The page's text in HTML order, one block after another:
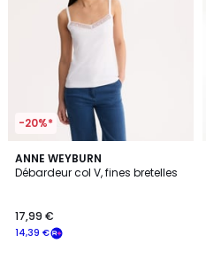
-20%*
ANNE WEYBURN
Débardeur col V, fines bretelles
14,39 €
17,99 €
4,6
/ 5
2
Couleurs